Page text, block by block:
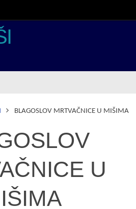
BLAGOSLOV MRTVAČNICE U MIŠIMA
U